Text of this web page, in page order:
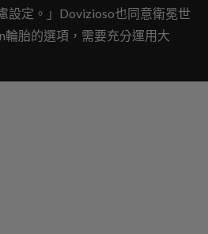
設定。」Dovizioso也同意衛冕世
胎的選項，需要充分運用大